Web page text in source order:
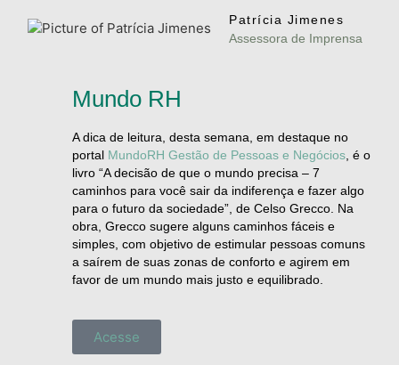
Patrícia Jimenes
Assessora de Imprensa
Mundo RH
A dica de leitura, desta semana, em destaque no
portal MundoRH Gestão de Pessoas e Negócios , é o
livro “A decisão de que o mundo precisa – 7
caminhos para você sair da indiferença e fazer algo
para o futuro da sociedade”, de Celso Grecco. Na
obra, Grecco sugere alguns caminhos fáceis e
simples, com objetivo de estimular pessoas comuns
a saírem de suas zonas de conforto e agirem em
favor de um mundo mais justo e equilibrado.
Acesse